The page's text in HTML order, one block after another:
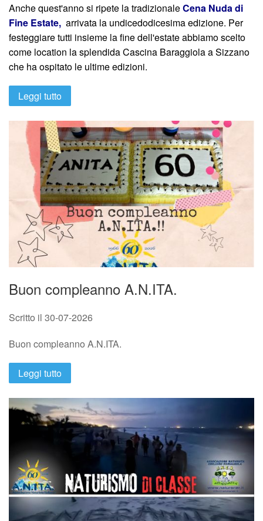
Anche quest'anno si ripete la tradizionaleCena Nuda di
Fine Estate, arrivata la undicedodicesima edizione. Per
festeggiare tutti insieme la fine dell'estateabbiamo scelto
come location la splendida Cascina Baraggiola a Sizzano
che ha ospitato le ultime edizioni.
Leggi tutto
Buon compleanno A.N.ITA.
Scritto il 30-07-2026
Buon compleanno A.N.ITA.
Leggi tutto